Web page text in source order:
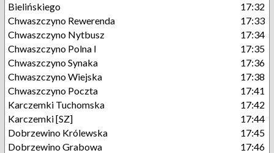
Bielińskiego
17:32
Chwaszczyno Rewerenda
17:33
Chwaszczyno Nytbusz
17:34
Chwaszczyno Polna I
17:35
Chwaszczyno Synaka
17:36
Chwaszczyno Wiejska
17:38
Chwaszczyno Poczta
17:41
Karczemki Tuchomska
17:42
Karczemki [SZ]
17:44
Dobrzewino Królewska
17:45
Dobrzewino Grabowa
17:46